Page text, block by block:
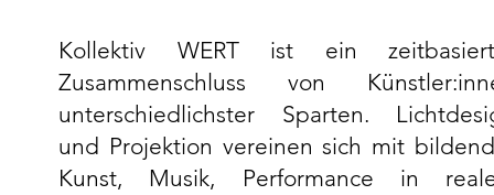
Kollektiv WERT ist ein
Zusammenschluss von
unterschiedlichster Sparten.
und Projektion vereinen sich mit
Kunst, Musik, Performance in